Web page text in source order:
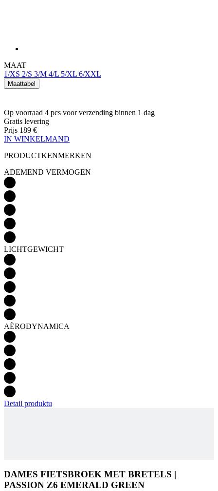
MAAT
1/XS 2/S 3/M 4/L 5/XL 6/XXL
Maattabel
Op voorraad 4 pcs voor verzending binnen 1 dag
Gratis levering
Prijs 189 €
IN WINKELMAND
PRODUCTKENMERKEN
ADEMEND VERMOGEN
LICHTGEWICHT
AËRODYNAMICA
Detail produktu
DAMES FIETSBROEK MET BRETELS |
PASSION Z6 EMERALD GREEN